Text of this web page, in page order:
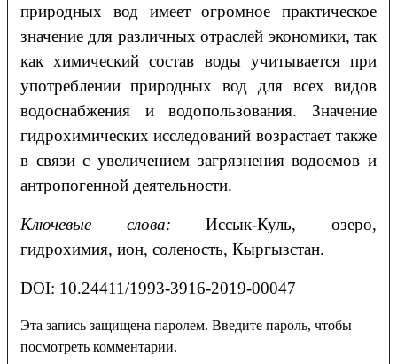
природных вод имеет огромное практическое
значение для различных отраслей экономики, так
как химический состав воды учитывается при
употреблении природных вод для всех видов
водоснабжения и водопользования. Значение
гидрохимических исследований возрастает также
в связи с увеличением загрязнения водоемов и
антропогенной деятельности.
Ключевые слова:Иссык-Куль, озеро,
гидрохимия, ион, соленость, Кыргызстан.
DOI: 10.24411/1993-3916-2019-00047
Эта запись защищена паролем. Введите пароль, чтобы
посмотреть комментарии.